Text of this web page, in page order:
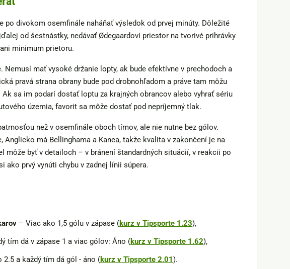
po divokom osemfinále naháňať výsledok od prvej minúty. Dôležité
od šestnástky, nedávať Ødegaardovi priestor na tvorivé prihrávky
minimum prietoru.
mať vysoké držanie lopty, ak bude efektívne v prechodoch a
pravá strana obrany bude pod drobnohľadom a práve tam môžu
sa im podarí dostať loptu za krajných obrancov alebo vyhrať sériu
územia, favorit sa môže dostať pod nepríjemný tlak.
než v osemfinále oboch tímov, ale nie nutne bez gólov.
Anglicko má Bellinghama a Kanea, takže kvalita v zakončení je na
môže byť v detailoch – v bránení štandardných situácií, v reakcii po
ako prvý vynúti chybu v zadnej línii súpera.
– Viac ako 1,5 gólu v zápase (kurz v Tipsporte 1.23),
tím dá v zápase 1 a viac gólov: Áno (kurz v Tipsporte 1.62),
2.5 a každý tím dá gól - áno (kurz v Tipsporte 2.01).